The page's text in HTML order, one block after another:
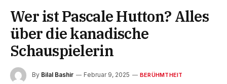
Wer ist Pascale Hutton? Alles
über die kanadische
Schauspielerin
By Bilal Bashir Februar 9, 2025 BERÜHMTHEIT